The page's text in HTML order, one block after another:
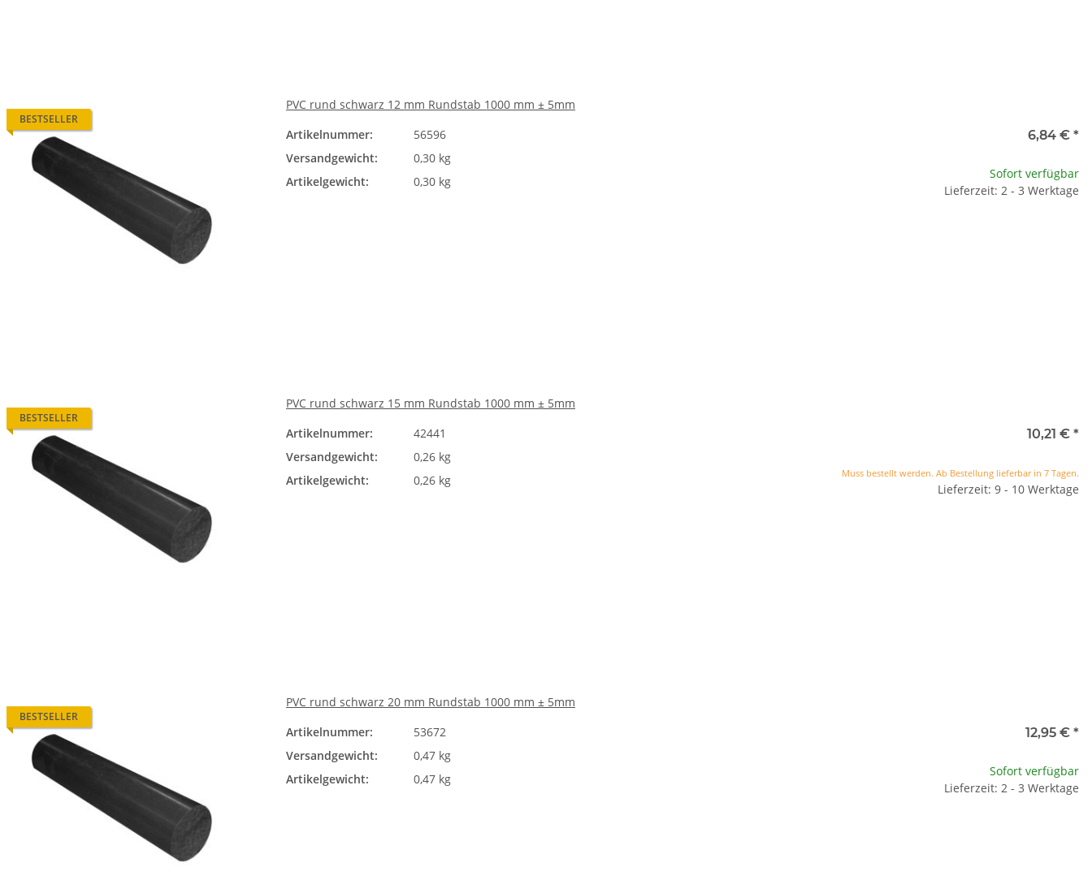
BESTSELLER
PVC rund schwarz 12 mm Rundstab 1000 mm ± 5mm
Artikelnummer:
56596
Versandgewicht:
0,30 kg
Artikelgewicht:
0,30 kg
6,84 € *
Sofort verfügbar
Lieferzeit: 2 - 3 Werktage
BESTSELLER
PVC rund schwarz 15 mm Rundstab 1000 mm ± 5mm
Artikelnummer:
42441
Versandgewicht:
0,26 kg
Artikelgewicht:
0,26 kg
10,21 € *
Muss bestellt werden. Ab Bestellung lieferbar in 7 Tagen.
Lieferzeit: 9 - 10 Werktage
BESTSELLER
PVC rund schwarz 20 mm Rundstab 1000 mm ± 5mm
Artikelnummer:
53672
Versandgewicht:
0,47 kg
Artikelgewicht:
0,47 kg
12,95 € *
Sofort verfügbar
Lieferzeit: 2 - 3 Werktage